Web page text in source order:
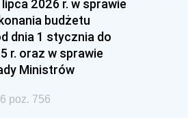
1930
2026 r. w sprawie
budżetu
dnia 1 stycznia do
r. oraz w sprawie
Ministrów
poz. 756